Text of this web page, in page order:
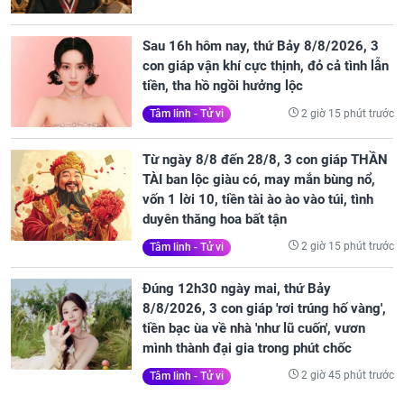
Sau 16h hôm nay, thứ Bảy 8/8/2026, 3
con giáp vận khí cực thịnh, đỏ cả tình lẫn
tiền, tha hồ ngồi hưởng lộc
Tâm linh - Tử vi 2 giờ 15 phút trước
Từ ngày 8/8 đến 28/8, 3 con giáp THẦN
TÀI ban lộc giàu có, may mắn bùng nổ,
vốn 1 lời 10, tiền tài ào ào vào túi, tình
duyên thăng hoa bất tận
Tâm linh - Tử vi 2 giờ 15 phút trước
Đúng 12h30 ngày mai, thứ Bảy
8/8/2026, 3 con giáp 'rơi trúng hố vàng',
tiền bạc ùa về nhà 'như lũ cuốn', vươn
mình thành đại gia trong phút chốc
Tâm linh - Tử vi 2 giờ 45 phút trước